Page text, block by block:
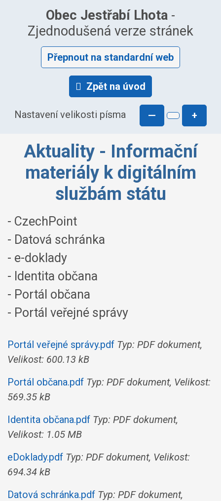
Obec Jestřabí Lhota -
Zjednodušená verze stránek
Přepnout na standardní web
Zpět na úvod
Nastavení velikosti písma — +
Aktuality - Informační
materiály k digitálním
službám státu
- CzechPoint
- Datová schránka
- e-doklady
- Identita občana
- Portál občana
- Portál veřejné správy
Portál veřejné správy.pdf Typ: PDF dokument,
Velikost: 600.13 kB
Portál občana.pdf Typ: PDF dokument, Velikost:
569.35 kB
Identita občana.pdf Typ: PDF dokument,
Velikost: 1.05 MB
eDoklady.pdf Typ: PDF dokument, Velikost:
694.34 kB
Datová schránka.pdf Typ: PDF dokument,